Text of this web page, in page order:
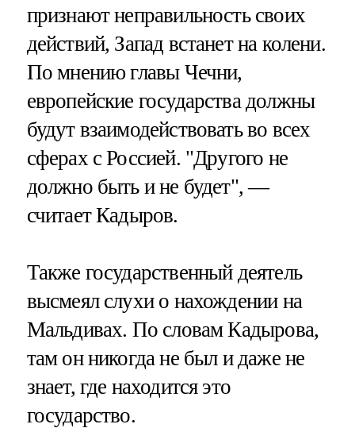
признают неправильность своих
действий, Запад встанет на колени.
По мнению главы Чечни,
европейские государства должны
будут взаимодействовать во всех
сферах с Россией. "Другого не
должно быть и не будет", —
считает Кадыров.
Также государственный деятель
высмеял слухи о нахождении на
Мальдивах. По словам Кадырова,
там он никогда не был и даже не
знает, где находится это
государство.